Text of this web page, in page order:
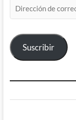
de
electrónico
Suscribir